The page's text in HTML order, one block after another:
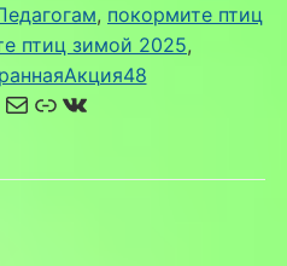
, покормите птиц
птиц зимой 2025
Почта
Ссылка
ВКонтакте